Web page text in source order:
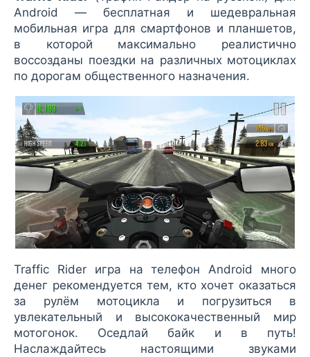
Android — бесплатная и шедевральная
мобильная игра для смартфонов и планшетов,
в которой максимально реалистично
воссозданы поездки на различных мотоциклах
по дорогам общественного назначения.
Traffic Rider игра на телефон Android много
денег рекомендуется тем, кто хочет оказаться
за рулём мотоцикла и погрузиться в
увлекательный и высококачественный мир
мотогонок. Оседлай байк и в путь!
Наслаждайтесь настоящими звуками